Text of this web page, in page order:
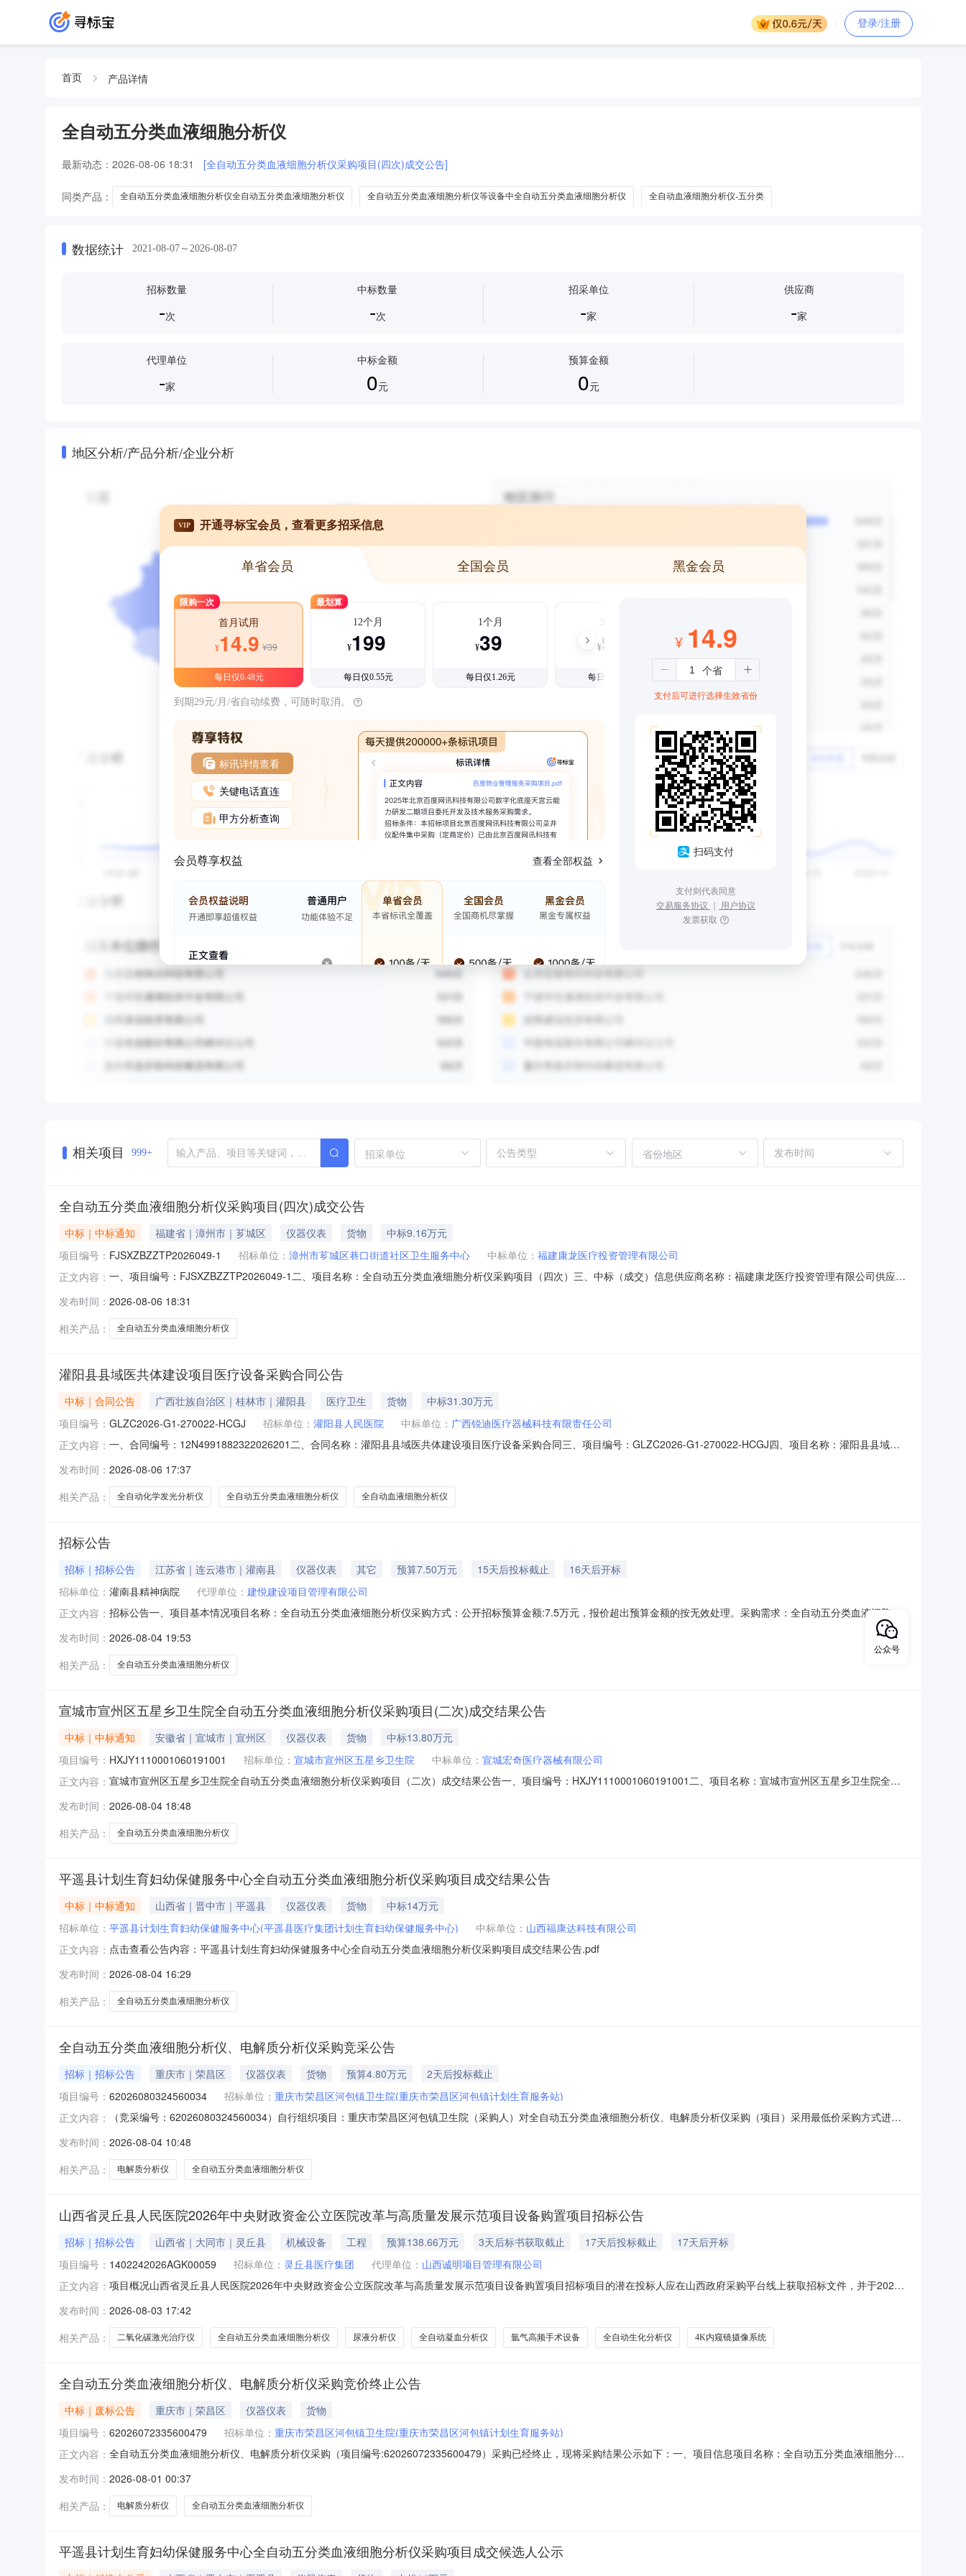
登录/注册
首页 产品详情
全自动五分类血液细胞分析仪
最新动态： 2026-08-06 18:31 [全自动五分类血液细胞分析仪采购项目(四次)成交公告]
同类产品： 全自动五分类血液细胞分析仪全自动五分类血液细胞分析仪 全自动五分类血液细胞分析仪等设备中全自动五分类血液细胞分析仪 全自动血液细胞分析仪-五分类
数据统计 2021-08-07～2026-08-07
招标数量
-次
中标数量
-次
招采单位
-家
供应商
-家
代理单位
-家
中标金额
0元
预算金额
0元
地区分析/产品分析/企业分析
VIP 开通寻标宝会员，查看更多招采信息
单省会员 全国会员 黑金会员
限购一次
首月试用
¥14.9 ¥39
每日仅0.48元
最划算
12个月
¥199
每日仅0.55元
1个月
¥39
每日仅1.26元
3个月
¥99
每日仅1.08元
到期29元/月/省自动续费，可随时取消。
标讯详情查看
关键电话直连
甲方分析查询
会员尊享权益 查看全部权益
¥ 14.9
支付后可进行选择生效省份
扫码支付
支付则代表同意
交易服务协议 ｜ 用户协议
发票获取
相关项目 999+ 招采单位 省份地区
全自动五分类血液细胞分析仪采购项目(四次)成交公告
中标｜中标通知 福建省｜漳州市｜芗城区 仪器仪表 货物
中标9.16万元
项目编号： FJSXZBZZTP2026049-1 招标单位： 漳州市芗城区巷口街道社区卫生服务中心 中标单位： 福建康龙医疗投资管理有限公司
正文内容： 一、项目编号：FJSXZBZZTP2026049-1二、项目名称：全自动五分类血液细胞分析仪采购项目（四次）三、中标（成交）信息供应商名称：福建康龙医疗投资管理有限公司供应商
资管理有限公司全自动五分类血液细胞分析仪迈瑞BC-5395CRP一批五、评审专家名单：张扬汉、黄建栋、陈书琴（采购人代表）六、代理服务收费标准及金额：本项目代理费收费
标准
发布时间： 2026-08-06 18:31
相关产品：
全自动五分类血液细胞分析仪
灌阳县县域医共体建设项目医疗设备采购合同公告
中标｜合同公告 广西壮族自治区｜桂林市｜灌阳县 医疗卫生 货物
中标31.30万元
项目编号： GLZC2026-G1-270022-HCGJ 招标单位： 灌阳县人民医院 中标单位： 广西锐迪医疗器械科技有限责任公司
正文内容： 一、合同编号：12N4991882322026201二、合同名称：灌阳县县域医共体建设项目医疗设备采购合同三、项目编号：GLZC2026-G1-270022-HCGJ四、项目名称：灌阳县县域医
责任公司地址：桂林市七星区国家高新信息产业园D-9号301联系方式：13978396152六、合同主体信息1.主要标的信息：主要标的名称：全自动五分类血液细胞
发布时间： 2026-08-06 17:37
相关产品：
全自动化学发光分析仪 全自动五分类血液细胞分析仪 全自动血液细胞分析仪
招标公告
招标｜招标公告 江苏省｜连云港市｜灌南县 仪器仪表 其它 预算7.50万元 15天后投标截止
16天后开标
招标单位： 灌南县精神病院 代理单位： 建悦建设项目管理有限公司
正文内容： 招标公告一、项目基本情况项目名称：全自动五分类血液细胞分析仪采购方式：公开招标预算金额:7.5万元，报价超出预算金额的按无效处理。采购需求：全自动五分类血液细胞分
析仪，详见第四章项目需求。对项目需求、评审因素和评审标准部分的询问、质疑请与采购人联系，由采购人负责答复。服务期限：20天。本项目不接受联合体投标。二、申请人的
资格要求1.满足《中华人民共和国政府采购法》第二十二条规定，并提供下列材料：（1）法人或者其他组织的营业执照等证明文件，自然人的身份证明；（2）上一年度的财务状况
报告；（成立不满一年无需提供）；（3
发布时间： 2026-08-04 19:53
相关产品：
全自动五分类血液细胞分析仪
宣城市宣州区五星乡卫生院全自动五分类血液细胞分析仪采购项目(二次)成交结果公告
中标｜中标通知 安徽省｜宣城市｜宣州区 仪器仪表 货物
中标13.80万元
项目编号： HXJY1110001060191001 招标单位： 宣城市宣州区五星乡卫生院 中标单位： 宣城宏奇医疗器械有限公司
正文内容： 宣城市宣州区五星乡卫生院全自动五分类血液细胞分析仪采购项目（二次）成交结果公告一、项目编号：HXJY1110001060191001二、项目名称：宣城市宣州区五星乡卫生院全自
额：138000.00元四、代理服务收费标准及金额：1.代理服务收费标准：详见采购文件供应商须知前附表代理服务费收取标准和收取方式。2.金额：3000元五、公告期限：自本公告
发布之日起1
发布时间： 2026-08-04 18:48
相关产品：
全自动五分类血液细胞分析仪
平遥县计划生育妇幼保健服务中心全自动五分类血液细胞分析仪采购项目成交结果公告
中标｜中标通知 山西省｜晋中市｜平遥县 仪器仪表 货物
中标14万元
招标单位： 平遥县计划生育妇幼保健服务中心(平遥县医疗集团计划生育妇幼保健服务中心) 中标单位： 山西福康达科技有限公司
正文内容： 点击查看公告内容：平遥县计划生育妇幼保健服务中心全自动五分类血液细胞分析仪采购项目成交结果公告.pdf
发布时间： 2026-08-04 16:29
相关产品：
全自动五分类血液细胞分析仪
全自动五分类血液细胞分析仪、电解质分析仪采购竞采公告
招标｜招标公告 重庆市｜荣昌区 仪器仪表 货物 预算4.80万元
2天后投标截止
项目编号： 62026080324560034 招标单位： 重庆市荣昌区河包镇卫生院(重庆市荣昌区河包镇计划生育服务站)
正文内容：
（竞采编号：62026080324560034）自行组织项目：重庆市荣昌区河包镇卫生院（采购人）对全自动五分类血液细胞分析仪、电解质分析仪采购（项目）采用最低价采购方式进行
（元）商品类目:临床诊断实验室自动化系统需求描述:全自动五分类血液细胞分析仪36000.001个36000.00商品类目:临床诊断实验室自动化系统需求描述:电解质分析仪12000.0
发布时间： 2026-08-04 10:48
相关产品：
电解质分析仪 全自动五分类血液细胞分析仪
山西省灵丘县人民医院2026年中央财政资金公立医院改革与高质量发展示范项目设备购置项目招标公告
招标｜招标公告 山西省｜大同市｜灵丘县 机械设备 工程 预算138.66万元 3天后标书获取截止 17天后投标截止
17天后开标
项目编号： 1402242026AGK00059 招标单位： 灵丘县医疗集团 代理单位： 山西诚明项目管理有限公司
正文内容： 项目概况山西省灵丘县人民医院2026年中央财政资金公立医院改革与高质量发展示范项目设备购置项目招标项目的潜在投标人应在山西政府采购平台线上获取招标文件，并于2026
量发展示范项目设备购置项目预算金额（元）：1386600最高限价（元）：1386600采购需求：标项名称:山西省灵丘县人民医院2026年中央财政资金公立医院改革与高质量发展
发布时间： 2026-08-03 17:42
相关产品：
二氧化碳激光治疗仪 全自动五分类血液细胞分析仪 尿液分析仪 全自动凝血分析仪 氩气高频手术设备 全自动生化分析仪 4K内窥镜摄像系统
全自动五分类血液细胞分析仪、电解质分析仪采购竞价终止公告
中标｜废标公告 重庆市｜荣昌区 仪器仪表
货物
项目编号： 62026072335600479 招标单位： 重庆市荣昌区河包镇卫生院(重庆市荣昌区河包镇计划生育服务站)
正文内容： 全自动五分类血液细胞分析仪、电解质分析仪采购（项目编号:62026072335600479）采购已经终止，现将采购结果公示如下：一、项目信息项目名称：全自动五分类血液细胞分析
止时间：2026-07-3009:00-2026-07-3011:00二、采购单位信息采购单位名称：重庆市荣昌区河包镇卫生院采购单位地址：重庆市荣昌区重庆市荣昌
发布时间： 2026-08-01 00:37
相关产品：
电解质分析仪 全自动五分类血液细胞分析仪
平遥县计划生育妇幼保健服务中心全自动五分类血液细胞分析仪采购项目成交候选人公示
公众号